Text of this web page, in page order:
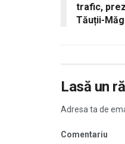
trafic,
Tăuții-
Lasă un
Adresa ta de
Comentariu